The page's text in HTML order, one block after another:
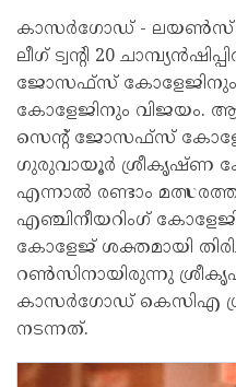
കാസർഗോഡ് - ലയൺസ്
ലീഗ് ട്വന്റി 20
ജോസഫ്സ്
കോളേജിനും വിജയം.
സെന്റ് ജോസഫ്സ്
ഗുരുവായൂർ ശ്രീകൃഷ്ണ
എന്നാൽ രണ്ടാം
എഞ്ചിനീയറിംഗ്
കോളേജ് ശക്തമായി
റൺസിനായിരുന്നു
കാസ‍ർഗോഡ് കെസിഎ
നടന്നത്.